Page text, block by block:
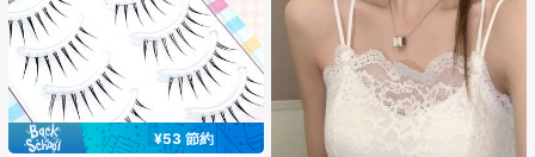
¥53 節約
#1 ベストセラー
に スパイクマンガ つけまつげ